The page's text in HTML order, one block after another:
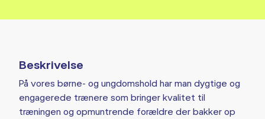
Beskrivelse
På vores børne- og ungdomshold har man dygtige og
engagerede trænere som bringer kvalitet til
træningen og opmuntrende forældre der bakker op